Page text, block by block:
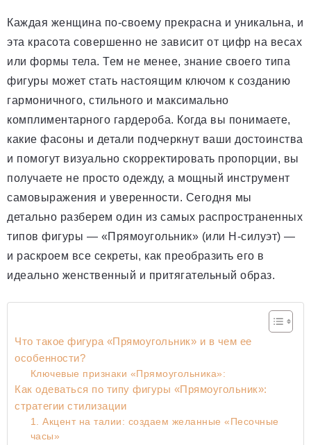
Каждая женщина по-своему прекрасна и уникальна, и
эта красота совершенно не зависит от цифр на весах
или формы тела. Тем не менее, знание своего типа
фигуры может стать настоящим ключом к созданию
гармоничного, стильного и максимально
комплиментарного гардероба. Когда вы понимаете,
какие фасоны и детали подчеркнут ваши достоинства
и помогут визуально скорректировать пропорции, вы
получаете не просто одежду, а мощный инструмент
самовыражения и уверенности. Сегодня мы
детально разберем один из самых распространенных
типов фигуры — «Прямоугольник» (или Н-силуэт) —
и раскроем все секреты, как преобразить его в
идеально женственный и притягательный образ.
Что такое фигура «Прямоугольник» и в чем ее
особенности?
Ключевые признаки «Прямоугольника»:
Как одеваться по типу фигуры «Прямоугольник»:
стратегии стилизации
1. Акцент на талии: создаем желанные «Песочные
часы»